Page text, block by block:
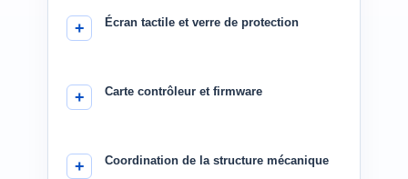
Écran tactile et verre de protection
Carte contrôleur et firmware
Coordination de la structure mécanique